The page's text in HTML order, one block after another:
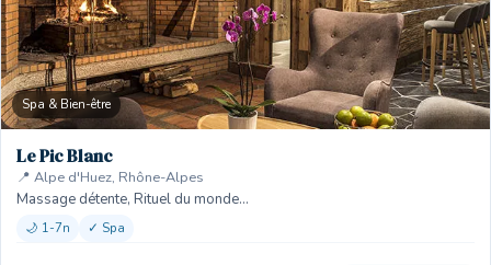
Spa & Bien-être
Le Pic Blanc
📍 Alpe d'Huez, Rhône-Alpes
Massage détente, Rituel du monde…
🌙 1-7n ✓ Spa